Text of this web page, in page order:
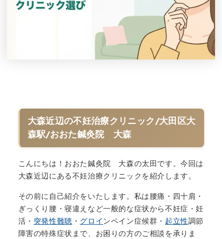
大森近辺の不妊治療クリニック/大田区大
森駅/おおた鍼灸院 大森
こんにちは！おおた鍼灸院 大森の太田です。今回は
大森近辺にある不妊治療クリニックを紹介します。
その前に自己紹介をいたします。私は腰痛・四十肩・
ぎっくり腰・寝違えなど一般的な症状から不妊症・妊
活・ 突発性難聴 ・ グロイ ンペイン症候群・ 起立性調節
障害の特殊症状まで、お困りの方のご相談を承りま